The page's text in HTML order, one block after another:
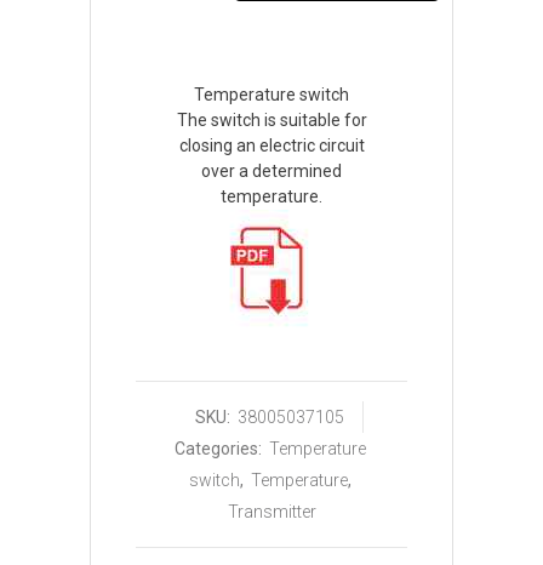
Temperature switch
The switch is suitable for
closing an electric circuit
over a determined
temperature.
SKU: 38005037105
Categories: Temperature
switch, Temperature,
Transmitter